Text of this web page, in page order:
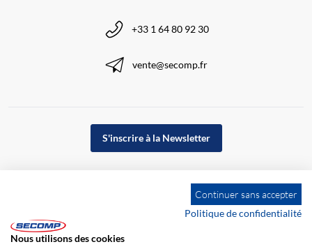
+33 1 64 80 92 30
vente@secomp.fr
S'inscrire à la Newsletter
Continuer sans accepter
Politique de confidentialité
Nous utilisons des cookies